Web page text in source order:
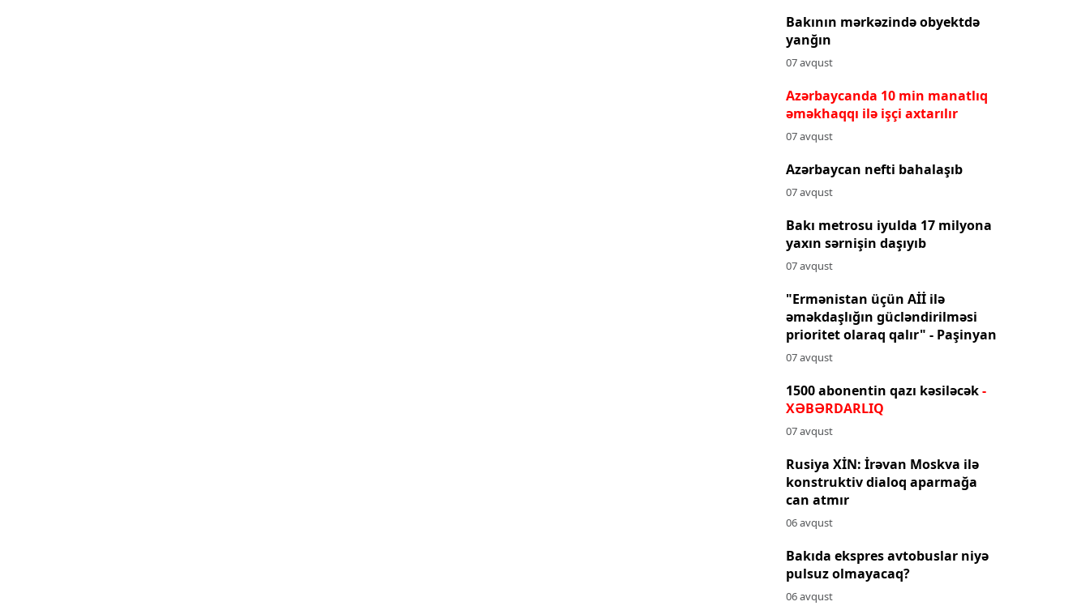
Bakının mərkəzində obyektdə
yanğın
07 avqust
Azərbaycanda 10 min manatlıq
əməkhaqqı ilə işçi axtarılır
07 avqust
Azərbaycan nefti bahalaşıb
07 avqust
Bakı metrosu iyulda 17 milyona
yaxın sərnişin daşıyıb
07 avqust
"Ermənistan üçün Aİİ ilə
əməkdaşlığın gücləndirilməsi
prioritet olaraq qalır" - Paşinyan
07 avqust
1500 abonentin qazı kəsiləcək-
XƏBƏRDARLIQ
07 avqust
Rusiya XİN: İrəvan Moskva ilə
konstruktiv dialoq aparmağa
can atmır
06 avqust
Bakıda ekspres avtobuslar niyə
pulsuz olmayacaq?
06 avqust